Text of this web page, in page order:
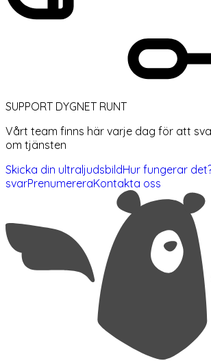
SUPPORT DYGNET RUNT
Vårt team finns här varje dag för att
om tjänsten
Skicka din ultraljudsbildHur fungerar
svarPrenumereraKontakta oss